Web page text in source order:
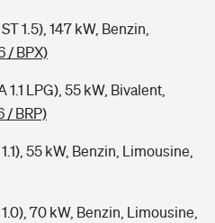
1.5), 147 kW, Benzin,
/ BPX)
1.1 LPG), 55 kW, Bivalent,
/ BRP)
55 kW, Benzin, Limousine,
70 kW, Benzin, Limousine,